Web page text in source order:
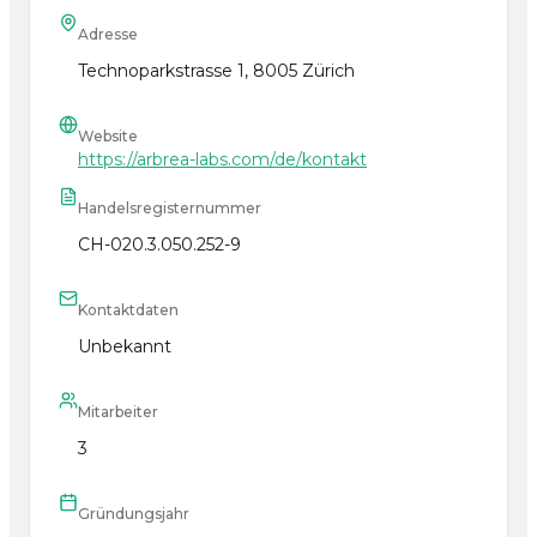
Adresse
Technoparkstrasse 1, 8005 Zürich
Website
https://arbrea-labs.com/de/kontakt
Handelsregisternummer
CH-020.3.050.252-9
Kontaktdaten
Unbekannt
Mitarbeiter
3
Gründungsjahr